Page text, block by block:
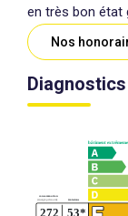
en très bon état
Nos